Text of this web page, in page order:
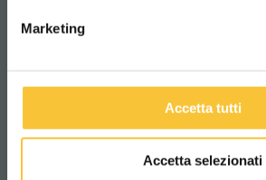
Marketing
Accetta tutti
Accetta selezionati
–Emergency Stop
, une